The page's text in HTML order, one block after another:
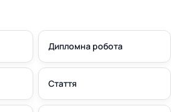
Дипломна робота
Стаття